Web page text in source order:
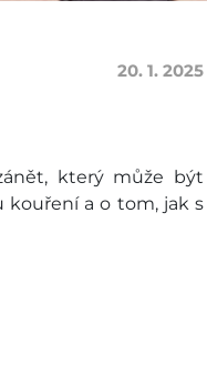
20. 1. 2025
který může být
kouření a o tom, jak s